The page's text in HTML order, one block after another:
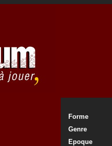
Forme
Genre
Epoque